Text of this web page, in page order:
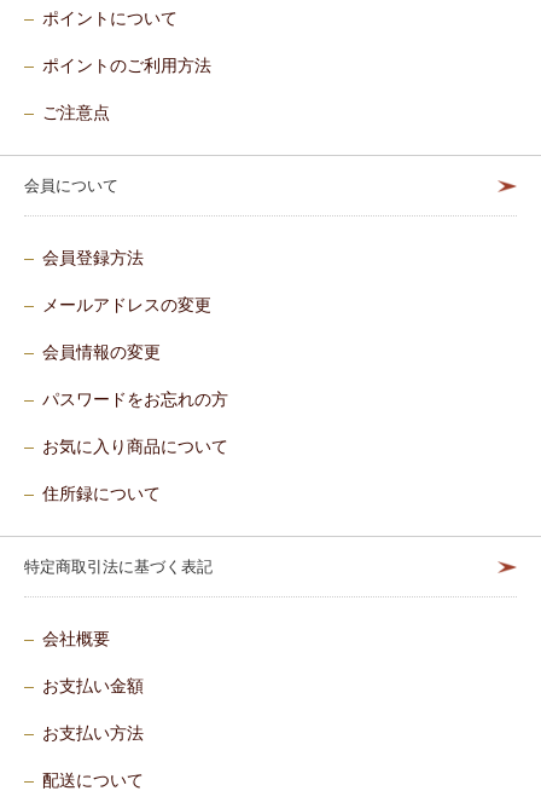
ポイントについて
ポイントのご利用方法
ご注意点
会員について
会員登録方法
メールアドレスの変更
会員情報の変更
パスワードをお忘れの方
お気に入り商品について
住所録について
特定商取引法に基づく表記
会社概要
お支払い金額
お支払い方法
配送について